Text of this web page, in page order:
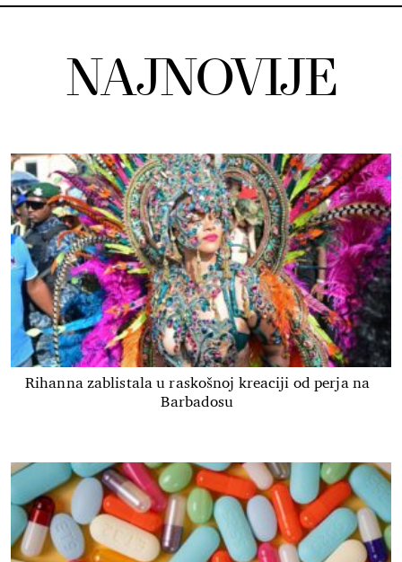
NAJNOVIJE
Rihanna zablistala u raskošnoj kreaciji od perja na
Barbadosu